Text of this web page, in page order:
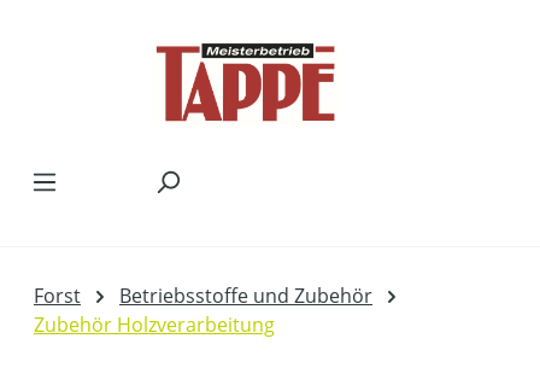
Forst
Betriebsstoffe und Zubehör
Zubehör Holzverarbeitung